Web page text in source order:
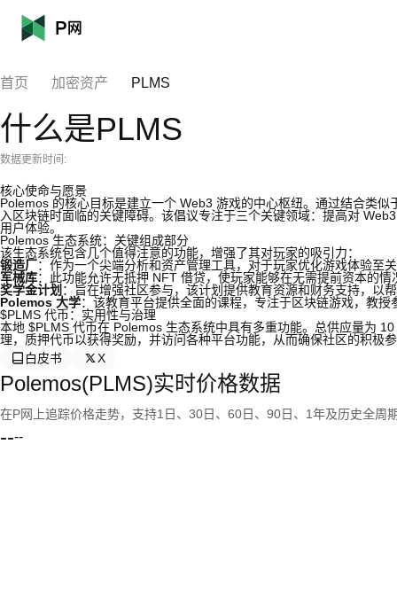
首页 加密资产 PLMS
什么是PLMS
数据更新时间:
核心使命与愿景
Polemos 的核心目标是建立一个 Web3 游戏的中心枢纽。通过结合类
入区块链时面临的关键障碍。该倡议专注于三个关键领域：提高对
用户体验。
Polemos 生态系统：关键组成部分
该生态系统包含几个值得注意的功能，增强了其对玩家的吸引力：
锻造厂：作为一个尖端分析和资产管理工具，对于玩家优化游戏体验至
军械库：此功能允许无抵押 NFT 借贷，使玩家能够在无需提前资本的情
奖学金计划 ：旨在增强社区参与，该计划提供教育资源和财务支持，以
Polemos 大学：该教育平台提供全面的课程，专注于区块链游戏，教
$PLMS 代币：实用性与治理
本地 $PLMS 代币在 Polemos 生态系统中具有多重功能。总供应量为
理，质押代币以获得奖励，并访问各种平台功能，从而确保社区的积极
白皮书
X
Polemos(PLMS)实时价格数据
在P网上追踪价格走势，支持1日、30日、60日、90日、1年及历史全周
----